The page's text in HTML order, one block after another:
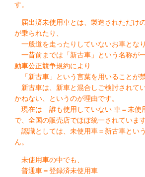
す。
届出済未使用車とは、製造されただけ
が乗られたり、
一般道を走ったりしていないお車となり
一昔前までは「新古車」という名称が
動車公正競争規約により
「新古車」という言葉を用いることが
新古車は、新車と混合しご検討されて
かねない、というのが理由です。
現在は 誰も使用していない 車＝未使
で、全国の販売店でほぼ統一されています
認識としては、未使用車＝新古車とい
ん。
未使用車の中でも、
普通車＝登録済未使用車